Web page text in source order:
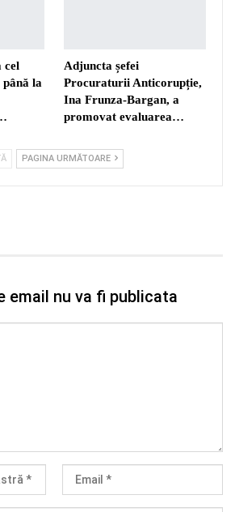
cel
la
Adjuncta șefei
Procuraturii Anticorupție,
Ina Frunza-Bargan, a
promovat evaluarea…
PAGINA URMĂTOARE
email nu va fi publicata